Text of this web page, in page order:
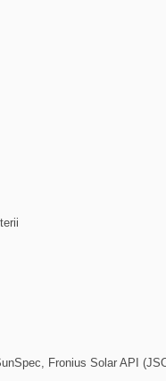
Fronius Solar API